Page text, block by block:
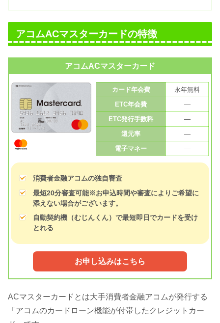
アコムACマスターカードの特徴
アコムACマスターカード
カード年会費
永年無料
ETC年会費
—
ETC発行手数料
—
還元率
—
電子マネー
—
消費者金融アコムの独自審査
最短20分審査可能※お申込時間や審査によりご希望に
添えない場合がございます。
自動契約機（むじんくん）で最短即日でカードを受け
とれる
お申し込みはこちら
ACマスターカードとは大手消費者金融アコムが発行する
「アコムのカードローン機能が付帯したクレジットカー